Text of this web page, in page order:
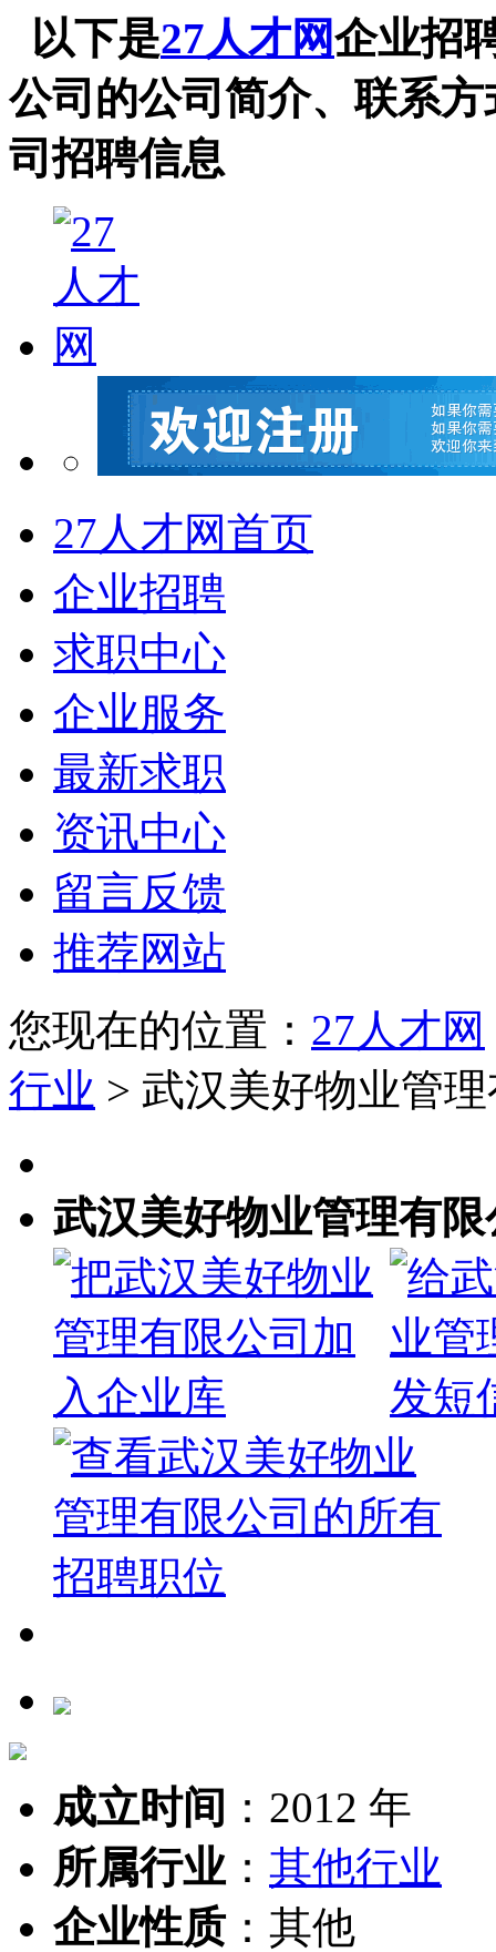
以下是27人才网企业招
公司的公司简介、联系
司招聘信息
27人才网首页
企业招聘
求职中心
企业服务
最新求职
资讯中心
留言反馈
推荐网站
您现在的位置： 27人才网
行业 > 武汉美好物业管
武汉美好物业管理有限
成立时间 ： 2012 年
所属行业： 其他行业
企业性质： 其他